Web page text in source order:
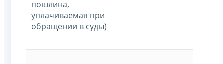
пошлина,
уплачиваемая при
обращении в суды)